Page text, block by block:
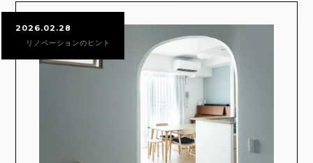
2026.02.28
リノベーションのヒント